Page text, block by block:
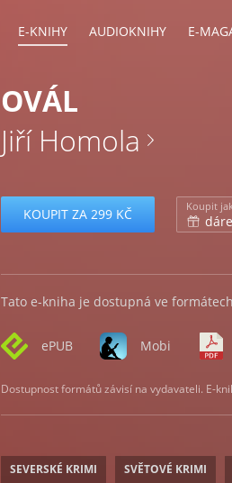
E-KNIHY AUDIOKNIHY E-
OVÁL
Jiří Homola
KOUPIT ZA 299 KČ Koupit
Tato e-kniha je dostupná ve
ePUB Mobi
Dostupnost formátů závisí na vydavateli. E-
SEVERSKÉ KRIMI SVĚTOVÉ KRIMI